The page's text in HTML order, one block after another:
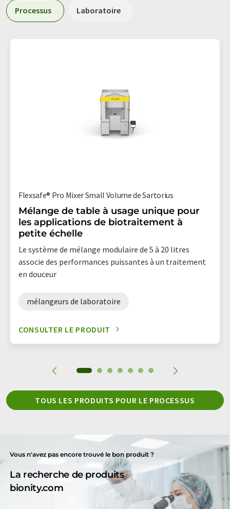
Processus Laboratoire
Flexsafe® Pro Mixer Small Volume de Sartorius
Mélange de table à usage unique pour
les applications de biotraitement à
petite échelle
Le système de mélange modulaire de 5 à 20 litres
associe des performances puissantes à un traitement
en douceur
mélangeurs de laboratoire
CONSULTER LE PRODUIT
TOUS LES PRODUITS POUR LE PROCESSUS
Vous n'avez pas encore trouvé le bon produit ?
La recherche de produits
bionity.com